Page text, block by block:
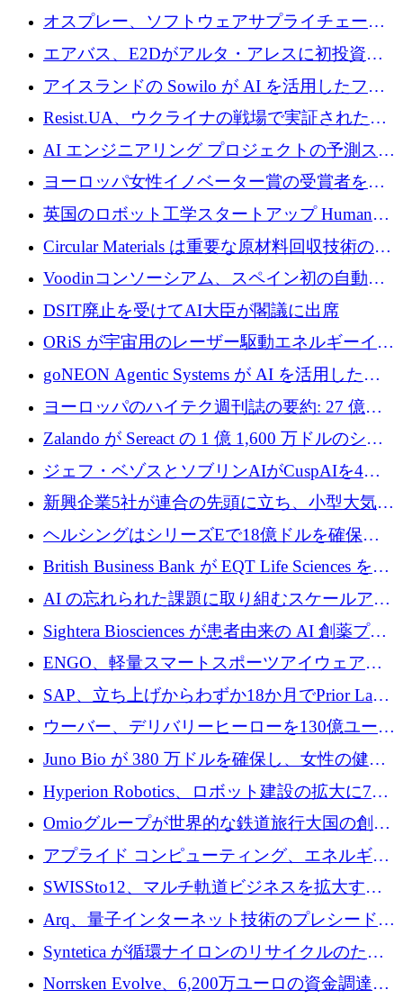
グループとしてポートフォリオを拡大し ETG
に買収
オスプレー、ソフトウェアサプライチェーン
攻撃を阻止するために265万ドルを確保
エアバス、E2Dがアルタ・アレスに初投資、
欧州防衛技術ファンドに5億ユーロを拠出
アイスランドの Sowilo が AI を活用したファ
ッション製品インテリジェンス プラットフォ
ームを拡大するためにプレシードを調達
Resist.UA、ウクライナの戦場で実証された防
衛技術を拡大するために5,000万ユーロの欧州
基金を立ち上げる
AI エンジニアリング プロジェクトの予測スタ
ートアップ Cascade が a16z アクセラレータか
らの支援を獲得
ヨーロッパ女性イノベーター賞の受賞者を紹
介します
英国のロボット工学スタートアップ Humanoid
がシリーズ A 1 億 5,200 万ドルで評価額 13 億
5,000 万ドルに到達
Circular Materials は重要な原材料回収技術の拡
張に 1,180 万ユーロを確保
Voodinコンソーシアム、スペイン初の自動木
製ブレード工場の建設にEU補助金4,800万ユ
ーロを確保
DSIT廃止を受けてAI大臣が閣議に出席
ORiS が宇宙用のレーザー駆動エネルギーイン
フラの構築に 500 万ユーロを調達
goNEON Agentic Systems が AI を活用したイ
ンフラ計画を加速するために 16 万ユーロを確
ヨーロッパのハイテク週刊誌の要約: 27 億ユ
ーロを超える 60 以上のハイテク資金調達取引
Zalando が Sereact の 1 億 1,600 万ドルのシリ
ーズ B に参加し、AI を活用した倉庫自動化を
ジェフ・ベゾスとソブリンAIがCuspAIを4億
5,000万ドルの資金調達で支援
新興企業5社が連合の先頭に立ち、小型大気質
センサーをEUのクリーンエア政策の中心に据
ヘルシングはシリーズEで18億ドルを確保、
ウーバーはデリバリー・ヒーローを130億ユー
銀行を立ち上げる
British Business Bank が EQT Life Sciences を
2,500 万ユーロのコミットメントで支援
AI の忘れられた課題に取り組むスケールアッ
プを実現: カメラロール
Sightera Biosciences が患者由来の AI 創薬プラ
ットフォームを拡大するために 300 万ユーロ
のプレシードをクローズ
ENGO、軽量スマートスポーツアイウェアの
進歩のために510万ユーロを調達
SAP、立ち上げからわずか18か月でPrior Labs
を10億ユーロ以上の契約で買収
ウーバー、デリバリーヒーローを130億ユーロ
の契約で買収、99か国にまたがるプラットフ
ォームを構築
Juno Bio が 380 万ドルを確保し、女性の健康
専用の初のシーケンスラボを開設
Hyperion Robotics、ロボット建設の拡大に740
万ドルを確保
Omioグループが世界的な鉄道旅行大国の創設
を目指してRail Europeを買収
アプライド コンピューティング、エネルギー
向け基盤 AI の拡張に 2,000 万ドルを調達
SWISSto12、マルチ軌道ビジネスを拡大する
ためにシリーズCで7,000万ドルを調達
Arq、量子インターネット技術のプレシードと
して140万ドルを確保
Syntetica が循環ナイロンのリサイクルのため
にシリーズ A で 3,000 万ドルを調達
Norrsken Evolve、6,200万ユーロの資金調達